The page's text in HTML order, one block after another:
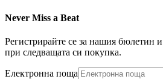
Never Miss a Beat
Регистрирайте се за нашия бюлетин
при следващата си покупка.
Електронна поща